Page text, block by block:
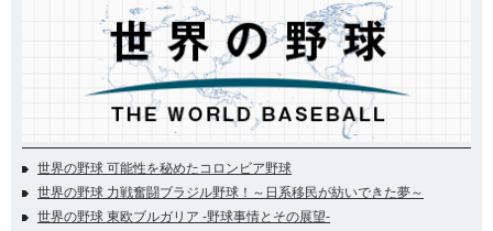
世界の野球 可能性を秘めたコロンビア野球
世界の野球 力戦奮闘ブラジル野球！～日系移民が紡いできた夢～
世界の野球 東欧ブルガリア -野球事情とその展望-